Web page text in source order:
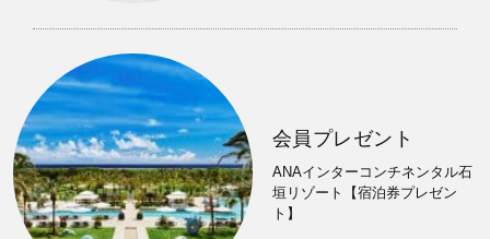
会員プレゼント
ANAインターコンチネンタル石
垣リゾート【宿泊券プレゼン
ト】